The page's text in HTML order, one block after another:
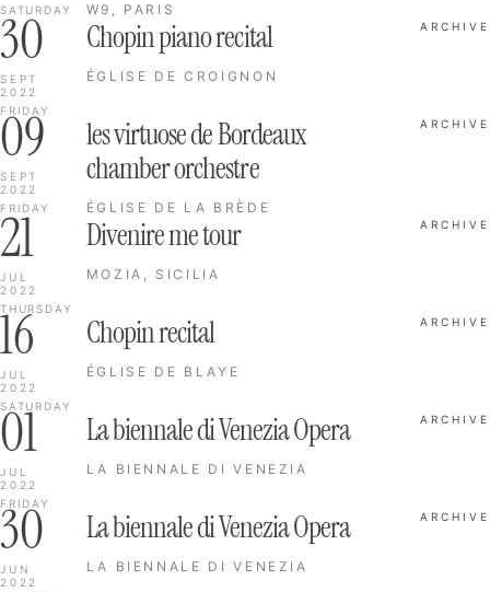
SATURDAY
W9, PARIS
30
SEPT
2022
FRIDAY
Chopin piano recital
ÉGLISE DE CROIGNON
ARCHIVE
09
SEPT
2022
FRIDAY
les virtuose de Bordeaux
chamber orchestre
ÉGLISE DE LA BRÈDE
ARCHIVE
21
JUL
2022
THURSDAY
Divenire me tour
MOZIA, SICILIA
ARCHIVE
16
JUL
2022
SATURDAY
Chopin recital
ÉGLISE DE BLAYE
ARCHIVE
01
JUL
2022
FRIDAY
La biennale di Venezia Opera
LA BIENNALE DI VENEZIA
ARCHIVE
30
JUN
2022
La biennale di Venezia Opera
LA BIENNALE DI VENEZIA
ARCHIVE